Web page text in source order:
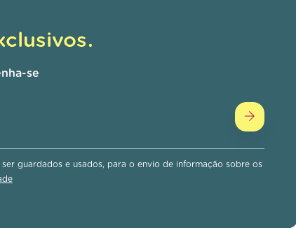
se
guardados e usados, para o envio de informação sobre os